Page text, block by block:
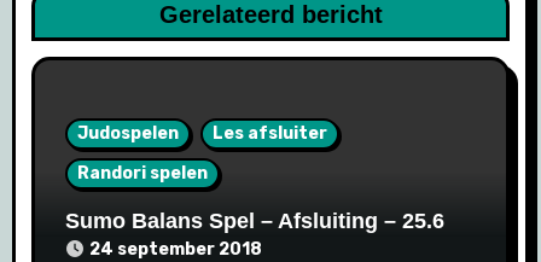
Gerelateerd bericht
Judospelen
Les afsluiter
Randori spelen
Sumo Balans Spel – Afsluiting – 25.6
24 september 2018